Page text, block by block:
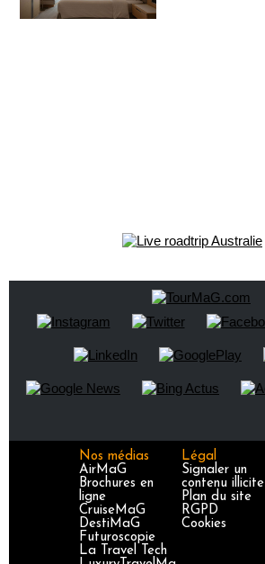
Nos médias
AirMaG
Brochures en
ligne
CruiseMaG
DestiMaG
Futuroscopie
La Travel Tech
Légal
Signaler un
contenu illicite
Plan du site
RGPD
Cookies